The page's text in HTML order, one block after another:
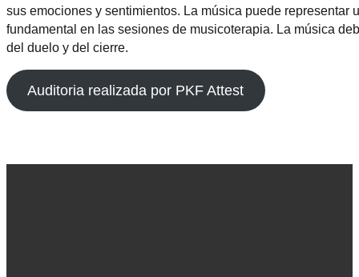
sus emociones y sentimientos. La música puede
fundamental en las sesiones de musicoterapia. La música
del duelo y del cierre.
Auditoria realizada por PKF Attest